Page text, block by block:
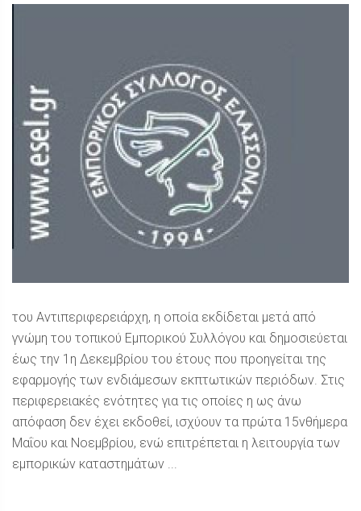
του Αντιπεριφερειάρχη, η οποία εκδίδεται μετά από
γνώμη του τοπικού Εμπορικού Συλλόγου και δημοσιεύεται
έως την 1η Δεκεμβρίου του έτους που προηγείται της
εφαρμογής των ενδιάμεσων εκπτωτικών περιόδων. Στις
περιφερειακές ενότητες για τις οποίες η ως άνω
απόφαση δεν έχει εκδοθεί, ισχύουν τα πρώτα 15νθήμερα
Μαΐου και Νοεμβρίου, ενώ επιτρέπεται η λειτουργία των
εμπορικών καταστημάτων ...